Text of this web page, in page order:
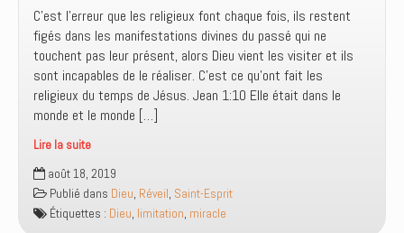
C’est l’erreur que les religieux font chaque fois, ils restent
figés dans les manifestations divines du passé qui ne
touchent pas leur présent, alors Dieu vient les visiter et ils
sont incapables de le réaliser. C’est ce qu’ont fait les
religieux du temps de Jésus. Jean 1:10 Elle était dans le
monde et le monde […]
Lire la suite
Ne
limitons
pas
Dieu
août 18, 2019
Publié dans Dieu, Réveil, Saint-Esprit
Étiquettes : Dieu, limitation, miracle